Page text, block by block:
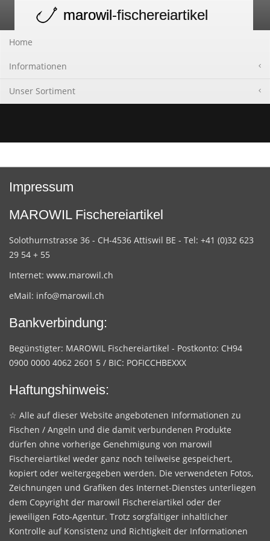
navigation
marowil-fischereiartikel
Home
Informationen
Unser Sortiment
Impressum
MAROWIL Fischereiartikel
Solothurnstrasse 36 - CH-4536 Attiswil BE - Tel: +41 (0)32 623
29 54 + 55
Internet: www.marowil.ch
eMail: info@marowil.ch
Bankverbindung:
Begünstigter: MAROWIL Fischereiartikel - Postkonto: CH94
0900 0000 4062 2601 5 / BIC: POFICCHBEXXX
Haftungshinweis:
☆ Alle auf dieser Website angebotenen Informationen zu
Fischen / Angeln und die damit verbundenen Produkte
dürfen ohne vorherige Genehmigung von marowil
Fischereiartikel weder ganz noch teilweise gespeichert,
kopiert oder weitergegeben werden. Die verwendeten Fotos,
Zeichnungen und Grafiken des Internet-Dienstes unterliegen
dem Copyright der marowil Fischereiartikel oder der
jeweiligen Foto-Agentur. Trotz sorgfältiger inhaltlicher
Kontrolle auf Konsistenz und Richtigkeit der Informationen